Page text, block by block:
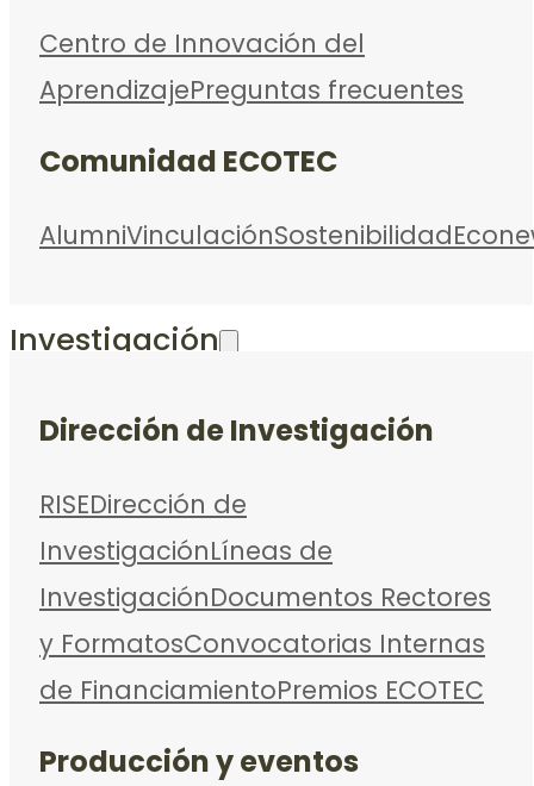
Centro de Innovación del
AprendizajePreguntas frecuentes
Comunidad ECOTEC
AlumniVinculaciónSostenibilidad
Investigación
Dirección de Investigación
RISEDirección de
InvestigaciónLíneas de
InvestigaciónDocumentos Rectores
y FormatosConvocatorias Internas
de FinanciamientoPremios ECOTEC
Producción y eventos